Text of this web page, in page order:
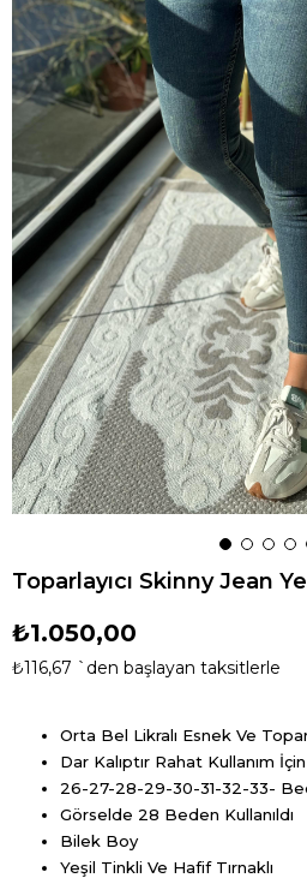
Toparlayıcı Skinny Jean
₺1.050,00
₺116,67 `den başlayan taksitlerle
Orta Bel Likralı Esnek Ve
Dar Kalıptır Rahat Kullanım
26-27-28-29-30-31-32-33-
Görselde 28 Beden Kullanıldı
Bilek Boy
Yeşil Tinkli Ve Hafif Tırnaklı